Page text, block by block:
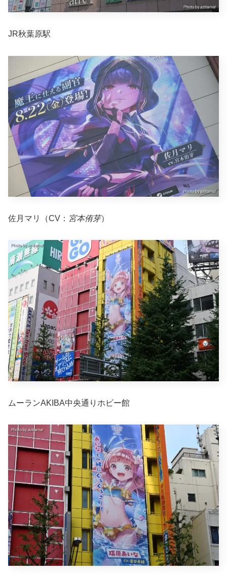
JR秋葉原駅
佐月マリ（CV： 宮本侑芽）
ムーランAKIBA中央通りホビー館